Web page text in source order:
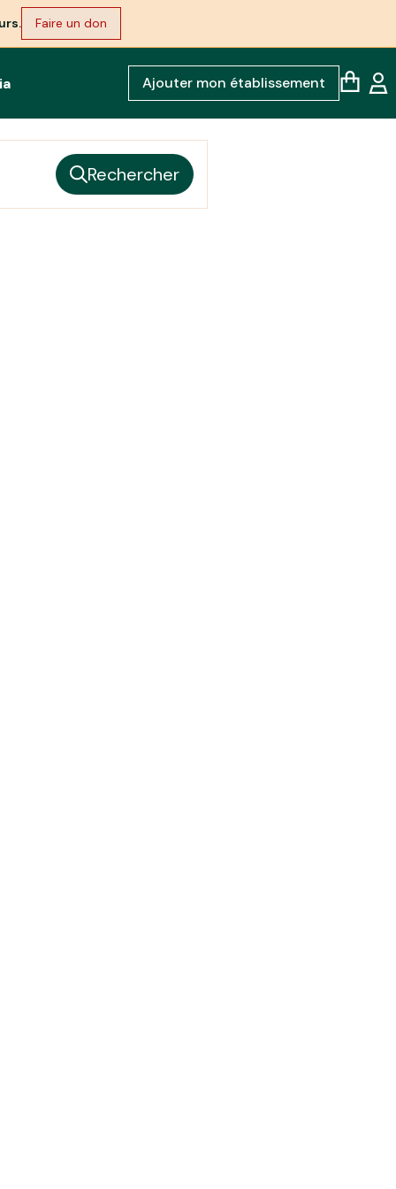
Faire un don
Ajouter mon établissement
Rechercher